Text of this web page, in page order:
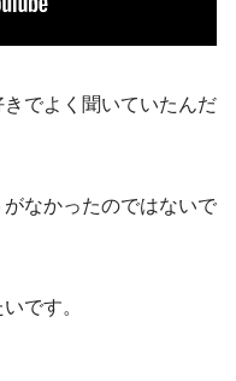
でよく聞いていたんだ
なかったのではないで
です。